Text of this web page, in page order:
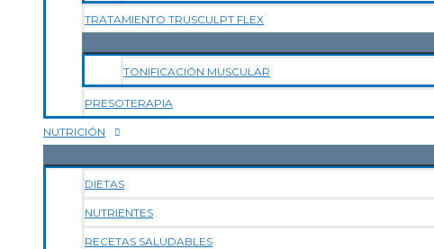
TRATAMIENTO TRUSCULPT FLEX
TONIFICACIÓN MUSCULAR
PRESOTERAPIA
NUTRICIÓN
DIETAS
NUTRIENTES
RECETAS SALUDABLES